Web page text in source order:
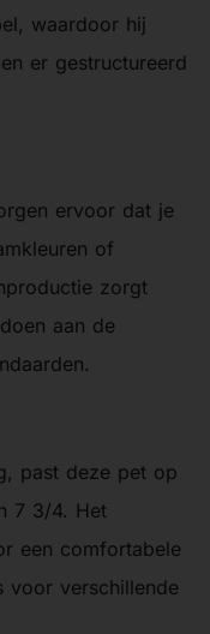
waardoor hij
er gestructureerd
ervoor dat je
of
zorgt
aan de
past deze pet op
7 3/4. Het
een comfortabele
voor verschillende